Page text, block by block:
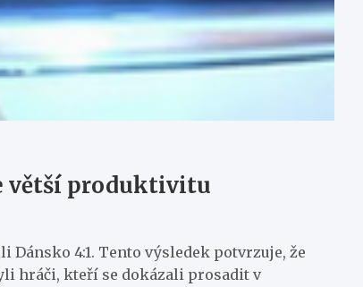
větší produktivitu
4:1. Tento výsledek potvrzuje, že
hráči, kteří se dokázali prosadit v